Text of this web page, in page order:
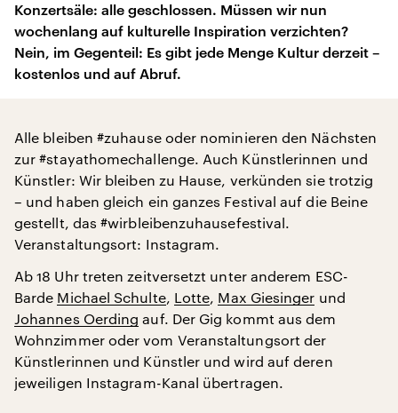
Konzertsäle: alle geschlossen. Müssen wir nun
wochenlang auf kulturelle Inspiration verzichten?
Nein, im Gegenteil: Es gibt jede Menge Kultur derzeit –
kostenlos und auf Abruf.
Alle bleiben #zuhause oder nominieren den Nächsten
zur #stayathomechallenge. Auch Künstlerinnen und
Künstler: Wir bleiben zu Hause, verkünden sie trotzig
– und haben gleich ein ganzes Festival auf die Beine
gestellt, das #wirbleibenzuhausefestival.
Veranstaltungsort: Instagram.
Ab 18 Uhr treten zeitversetzt unter anderem ESC-
Barde Michael Schulte, Lotte, Max Giesinger und
Johannes Oerding auf. Der Gig kommt aus dem
Wohnzimmer oder vom Veranstaltungsort der
Künstlerinnen und Künstler und wird auf deren
jeweiligen Instagram-Kanal übertragen.